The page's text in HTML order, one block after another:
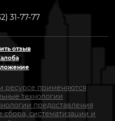
31-77-77
отзыв
применяются
технологии
предоставления
систематизации и